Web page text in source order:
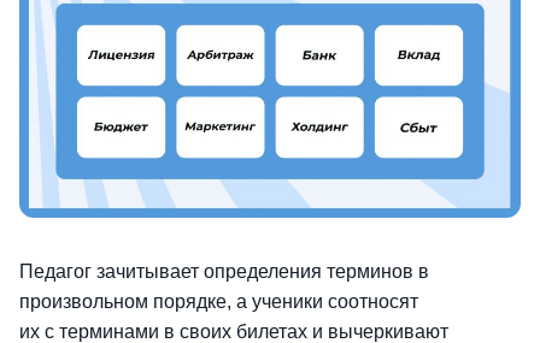
Педагог зачитывает определения терминов в
произвольном порядке, а ученики соотносят
их с терминами в своих билетах и вычеркивают